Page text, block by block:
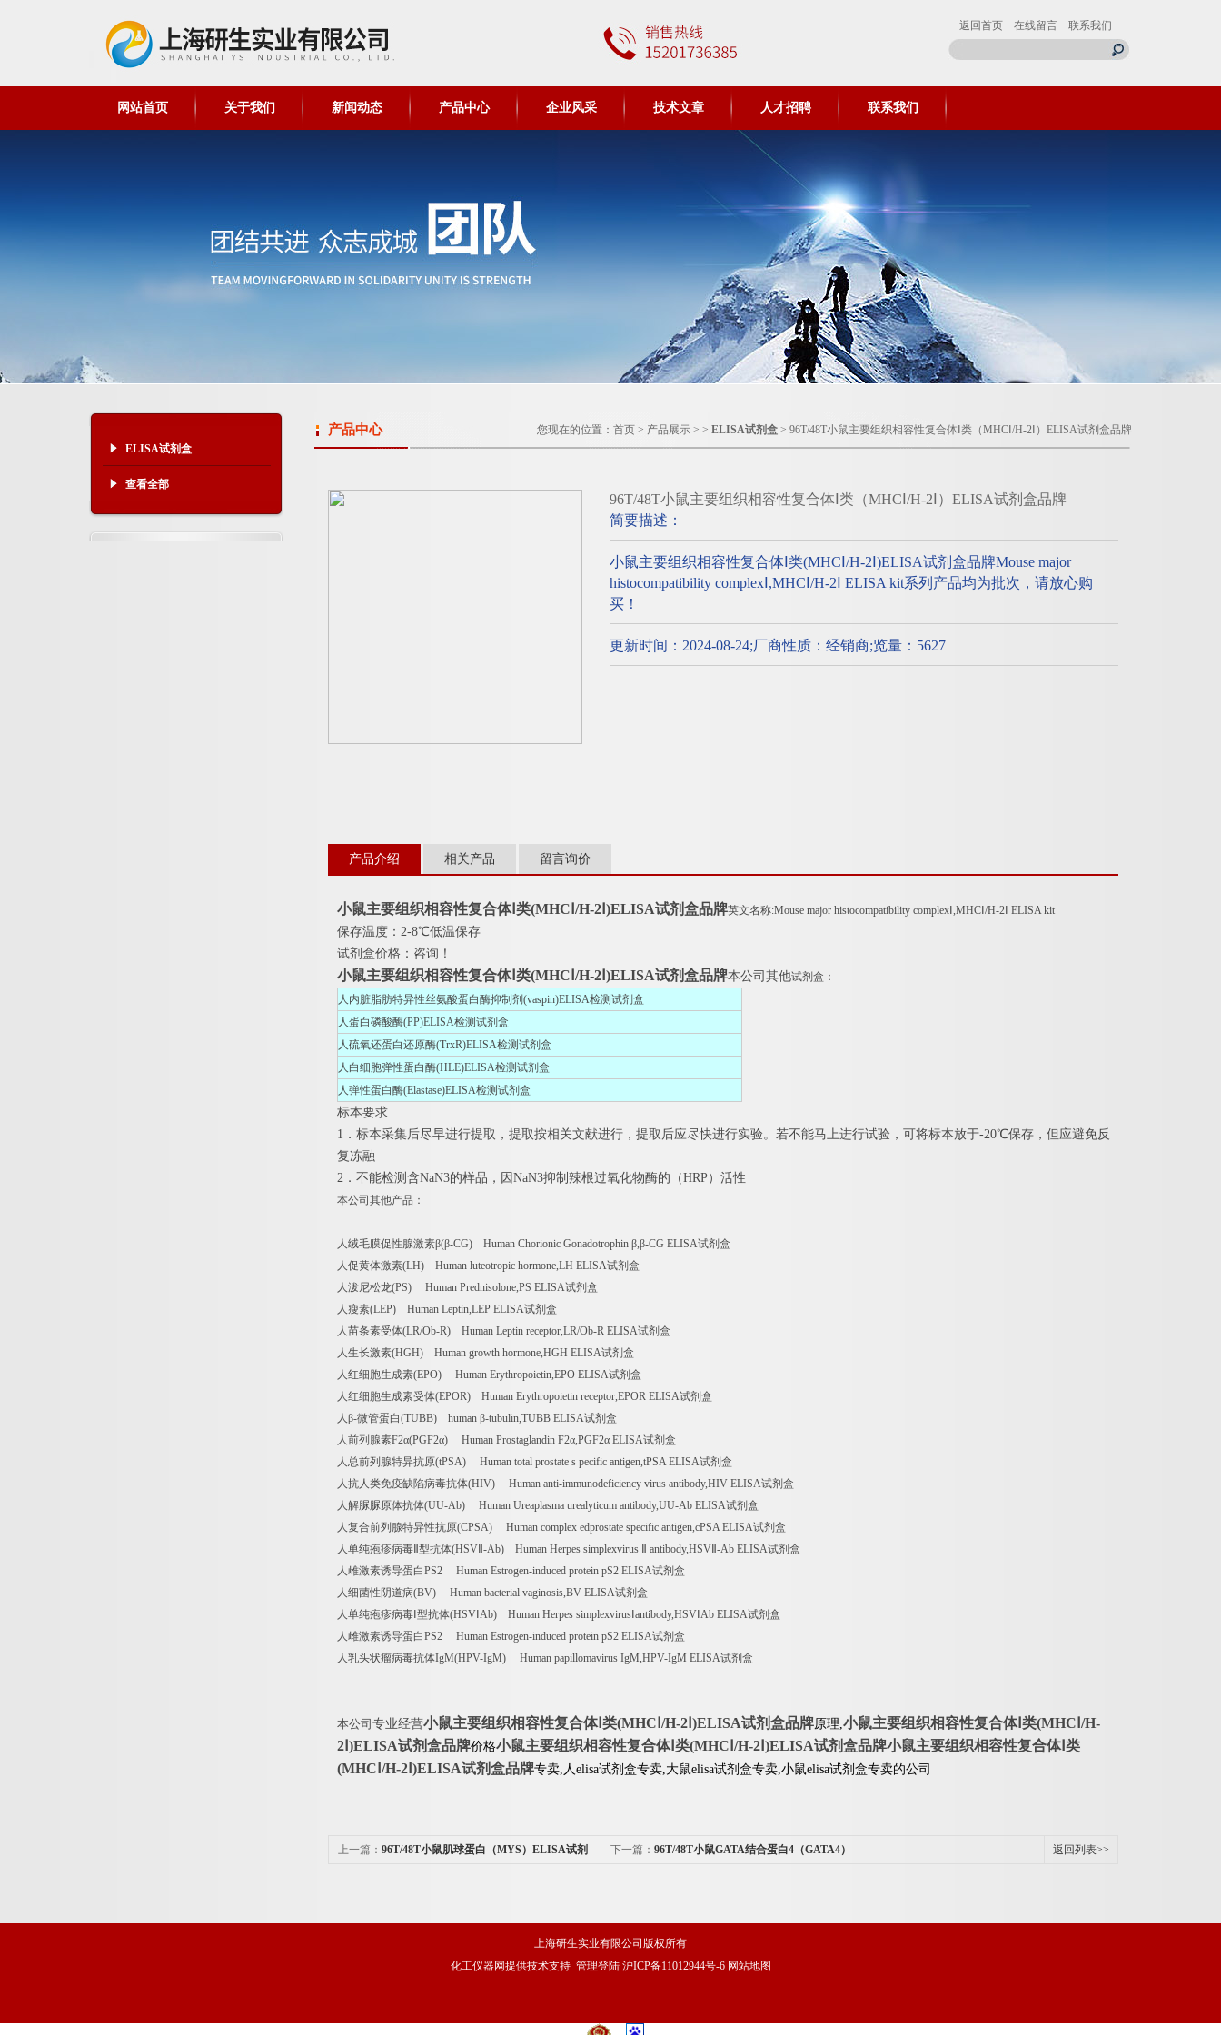
返回首页 在线留言 联系我们
网站首页 关于我们 新闻动态 产品中心 企业风采 技术文章 人才招聘 联系我们
ELISA试剂盒
查看全部
产品中心 您现在的位置： 首页 > 产品展示 > > ELISA试剂盒 > 96T/48T小鼠主要组织相容性复合体Ⅰ类（MHCⅠ/H-2Ⅰ）ELISA试剂盒品牌
96T/48T小鼠主要组织相容性复合体Ⅰ类（MHCⅠ/H-2Ⅰ）ELISA试剂盒品牌
简要描述：
小鼠主要组织相容性复合体Ⅰ类(MHCⅠ/H-2Ⅰ)ELISA试剂盒品牌Mouse major
histocompatibility complexⅠ,MHCⅠ/H-2Ⅰ ELISA kit系列产品均为批次，请放心购
买！
更新时间：2024-08-24;厂商性质：经销商;览量：5627
产品介绍 相关产品 留言询价
小鼠主要组织相容性复合体Ⅰ类(MHCⅠ/H-2Ⅰ)ELISA试剂盒品牌英文名称:Mouse major histocompatibility complexⅠ,MHCⅠ/H-2Ⅰ ELISA kit
保存温度：2-8℃低温保存
试剂盒价格：咨询！
小鼠主要组织相容性复合体Ⅰ类(MHCⅠ/H-2Ⅰ)ELISA试剂盒品牌本公司其他试剂盒：
人内脏脂肪特异性丝氨酸蛋白酶抑制剂(vaspin)ELISA检测试剂盒
人蛋白磷酸酶(PP)ELISA检测试剂盒
人硫氧还蛋白还原酶(TrxR)ELISA检测试剂盒
人白细胞弹性蛋白酶(HLE)ELISA检测试剂盒
人弹性蛋白酶(Elastase)ELISA检测试剂盒
标本要求
1．标本采集后尽早进行提取，提取按相关文献进行，提取后应尽快进行实验。若不能马上进行试验，可将标本放于-20℃保存，但应避免反
复冻融
2．不能检测含NaN3的样品，因NaN3抑制辣根过氧化物酶的（HRP）活性
本公司其他产品：
人绒毛膜促性腺激素β(β-CG) Human Chorionic Gonadotrophin β,β-CG ELISA试剂盒
人促黄体激素(LH) Human luteotropic hormone,LH ELISA试剂盒
人泼尼松龙(PS) Human Prednisolone,PS ELISA试剂盒
人瘦素(LEP) Human Leptin,LEP ELISA试剂盒
人苗条素受体(LR/Ob-R) Human Leptin receptor,LR/Ob-R ELISA试剂盒
人生长激素(HGH) Human growth hormone,HGH ELISA试剂盒
人红细胞生成素(EPO) Human Erythropoietin,EPO ELISA试剂盒
人红细胞生成素受体(EPOR) Human Erythropoietin receptor,EPOR ELISA试剂盒
人β-微管蛋白(TUBB) human β-tubulin,TUBB ELISA试剂盒
人前列腺素F2α(PGF2α) Human Prostaglandin F2α,PGF2α ELISA试剂盒
人总前列腺特异抗原(tPSA) Human total prostate s pecific antigen,tPSA ELISA试剂盒
人抗人类免疫缺陷病毒抗体(HIV) Human anti-immunodeficiency virus antibody,HIV ELISA试剂盒
人解脲脲原体抗体(UU-Ab) Human Ureaplasma urealyticum antibody,UU-Ab ELISA试剂盒
人复合前列腺特异性抗原(CPSA) Human complex edprostate specific antigen,cPSA ELISA试剂盒
人单纯疱疹病毒Ⅱ型抗体(HSVⅡ-Ab) Human Herpes simplexvirus Ⅱ antibody,HSVⅡ-Ab ELISA试剂盒
人雌激素诱导蛋白PS2 Human Estrogen-induced protein pS2 ELISA试剂盒
人细菌性阴道病(BV) Human bacterial vaginosis,BV ELISA试剂盒
人单纯疱疹病毒Ⅰ型抗体(HSVⅠAb) Human Herpes simplexvirusⅠantibody,HSVⅠAb ELISA试剂盒
人雌激素诱导蛋白PS2 Human Estrogen-induced protein pS2 ELISA试剂盒
人乳头状瘤病毒抗体IgM(HPV-IgM) Human papillomavirus IgM,HPV-IgM ELISA试剂盒
本公司 专业经营小鼠主要组织相容性复合体Ⅰ类(MHCⅠ/H-2Ⅰ)ELISA试剂盒品牌原理,小鼠主要组织相容性复合体Ⅰ类(MHCⅠ/H-
2Ⅰ)ELISA试剂盒品牌价格小鼠主要组织相容性复合体Ⅰ类(MHCⅠ/H-2Ⅰ)ELISA试剂盒品牌小鼠主要组织相容性复合体Ⅰ类
(MHCⅠ/H-2Ⅰ)ELISA试剂盒品牌专卖,人elisa试剂盒专卖,大鼠elisa试剂盒专卖,小鼠elisa试剂盒专卖的公司
上一篇： 96T/48T小鼠肌球蛋白（MYS）ELISA试剂 下一篇： 96T/48T小鼠GATA结合蛋白4（GATA4） 返回列表>>
上海研生实业有限公司版权所有
化工仪器网提供技术支持 管理登陆 沪ICP备11012944号-6 网站地图